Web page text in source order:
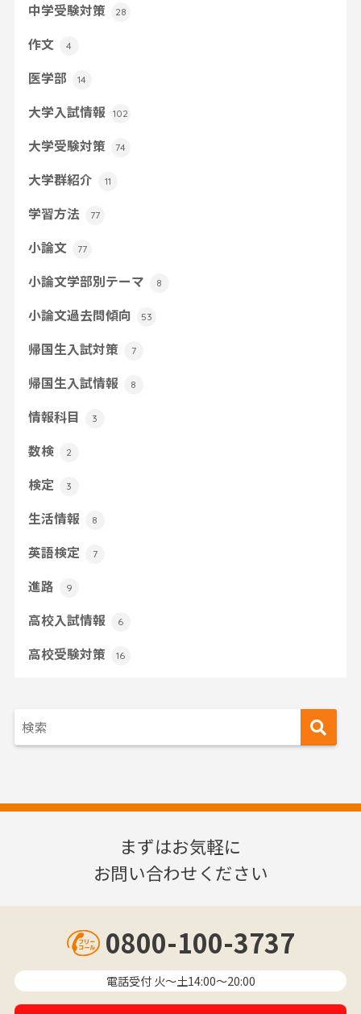
中学受験対策 28
作文 4
医学部 14
大学入試情報 102
大学受験対策 74
大学群紹介 11
学習方法 77
小論文 77
小論文学部別テーマ 8
小論文過去問傾向 53
帰国生入試対策 7
帰国生入試情報 8
情報科目 3
数検 2
検定 3
生活情報 8
英語検定 7
進路 9
高校入試情報 6
高校受験対策 16
まずはお気軽に
お問い合わせください
0800-100-3737
電話受付 火〜土14:00～20:00